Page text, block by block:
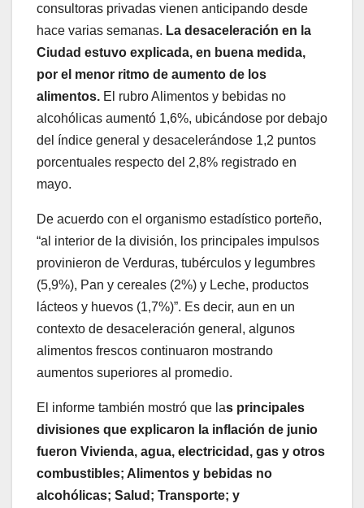
consultoras privadas vienen anticipando desde
hace varias semanas. La desaceleración en la
Ciudad estuvo explicada, en buena medida,
por el menor ritmo de aumento de los
alimentos. El rubro Alimentos y bebidas no
alcohólicas aumentó 1,6%, ubicándose por debajo
del índice general y desacelerándose 1,2 puntos
porcentuales respecto del 2,8% registrado en
mayo.
De acuerdo con el organismo estadístico porteño,
“al interior de la división, los principales impulsos
provinieron de Verduras, tubérculos y legumbres
(5,9%), Pan y cereales (2%) y Leche, productos
lácteos y huevos (1,7%)”. Es decir, aun en un
contexto de desaceleración general, algunos
alimentos frescos continuaron mostrando
aumentos superiores al promedio.
El informe también mostró que las principales
divisiones que explicaron la inflación de junio
fueron Vivienda, agua, electricidad, gas y otros
combustibles; Alimentos y bebidas no
alcohólicas; Salud; Transporte; y